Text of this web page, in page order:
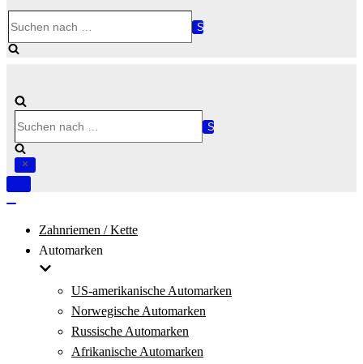
nach …
nach …
Navigation
Zahnriemen / Kette
Automarken
US-amerikanische Automarken
Norwegische Automarken
Russische Automarken
Afrikanische Automarken